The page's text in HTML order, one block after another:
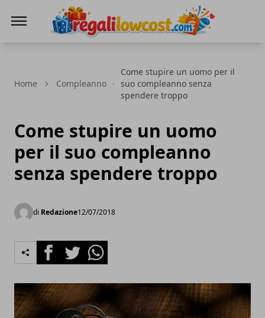
Home Compleanno
Come stupire un uomo per il
suo compleanno senza
spendere troppo
Come stupire un uomo
per il suo compleanno
senza spendere troppo
di Redazione12/07/2018
FacebookTwitterWhatsapp